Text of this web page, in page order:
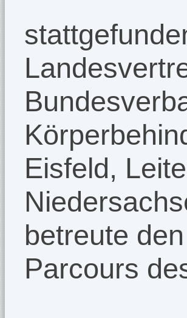
Eisfeld,
betreute
Parcours